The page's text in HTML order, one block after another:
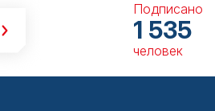
Подписано
1 535
человек